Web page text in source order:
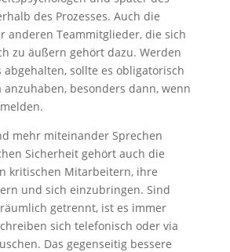
des Prozesses. Auch die
anderen Teammitglieder, die sich
zu äußern gehört dazu. Werden
sollte es obligatorisch
anzuhaben, besonders dann, wenn
mehr miteinander Sprechen
Sicherheit gehört auch die
kritischen Mitarbeitern, ihre
und sich einzubringen. Sind
getrennt, ist es immer
sich telefonisch oder via
Das gegenseitig bessere